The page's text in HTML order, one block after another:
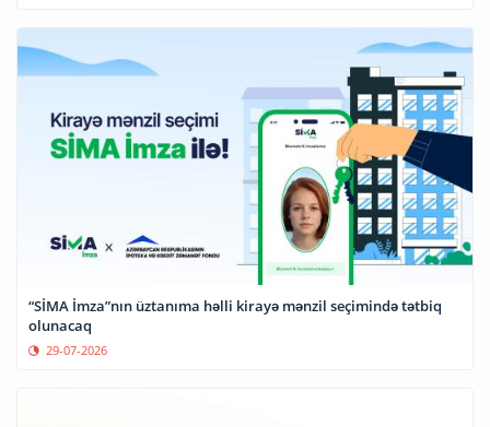
“SİMA İmza”nın üztanıma həlli kirayə mənzil seçimində tətbiq
olunacaq
29-07-2026